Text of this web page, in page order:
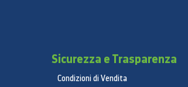
Sicurezza e Trasparenza
Condizioni di Vendita